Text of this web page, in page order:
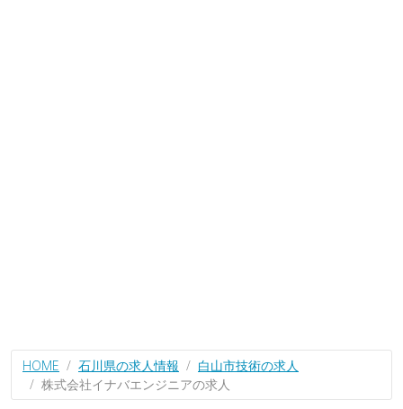
HOME 石川県の求人情報
白山市技術の求人
株式会社イナバエンジニアの求人